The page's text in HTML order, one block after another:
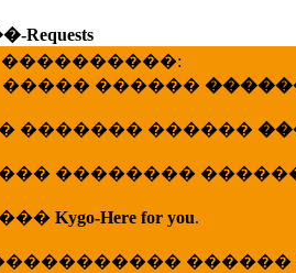
����� ������
������� ������
��� ��������
Kygo-Here for you.
������